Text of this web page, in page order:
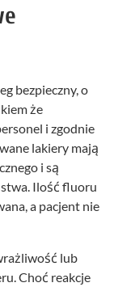
bezpieczny, o
że
i zgodnie
lakiery mają
i są
Ilość fluoru
a pacjent nie
lub
Choć reakcje